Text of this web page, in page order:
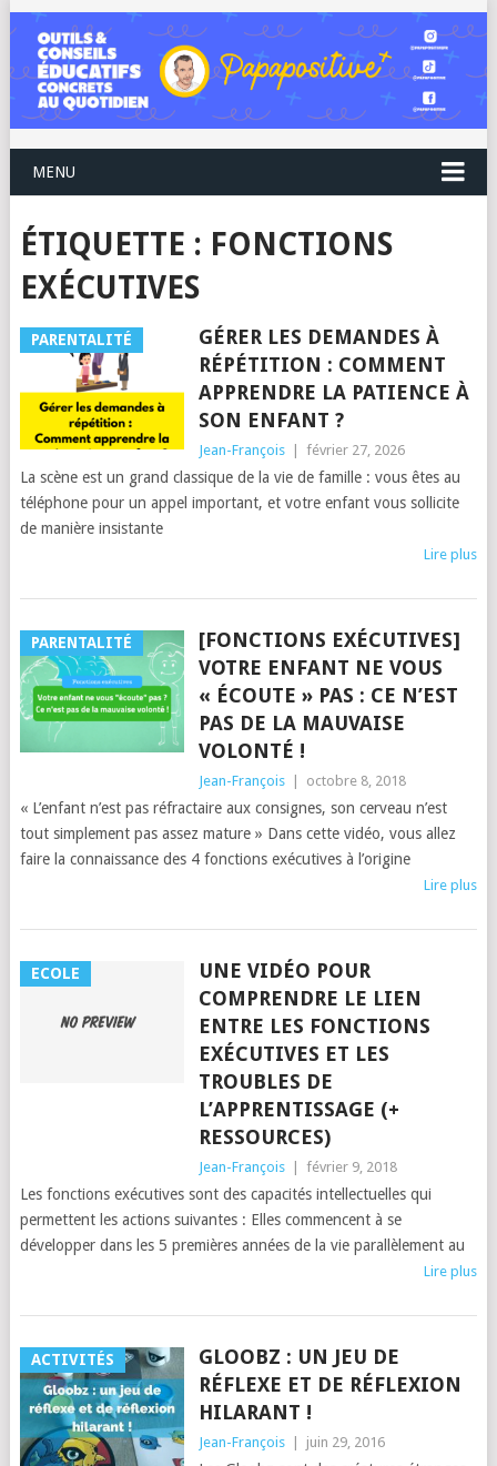
MENU
ÉTIQUETTE : FONCTIONS
EXÉCUTIVES
PARENTALITÉ
GÉRER LES DEMANDES À
RÉPÉTITION : COMMENT
APPRENDRE LA PATIENCE À
SON ENFANT ?
Jean-François février 27, 2026
La scène est un grand classique de la vie de famille : vous êtes au
téléphone pour un appel important, et votre enfant vous sollicite
de manière insistante
Lire plus
PARENTALITÉ
[FONCTIONS EXÉCUTIVES]
VOTRE ENFANT NE VOUS
« ÉCOUTE » PAS : CE N’EST
PAS DE LA MAUVAISE
VOLONTÉ !
Jean-François octobre 8, 2018
« L’enfant n’est pas réfractaire aux consignes, son cerveau n’est
tout simplement pas assez mature » Dans cette vidéo, vous allez
faire la connaissance des 4 fonctions exécutives à l’origine
Lire plus
ECOLE
UNE VIDÉO POUR
COMPRENDRE LE LIEN
ENTRE LES FONCTIONS
EXÉCUTIVES ET LES
TROUBLES DE
L’APPRENTISSAGE (+
RESSOURCES)
Jean-François février 9, 2018
Les fonctions exécutives sont des capacités intellectuelles qui
permettent les actions suivantes : Elles commencent à se
développer dans les 5 premières années de la vie parallèlement au
Lire plus
ACTIVITÉS
GLOOBZ : UN JEU DE
RÉFLEXE ET DE RÉFLEXION
HILARANT !
Jean-François juin 29, 2016